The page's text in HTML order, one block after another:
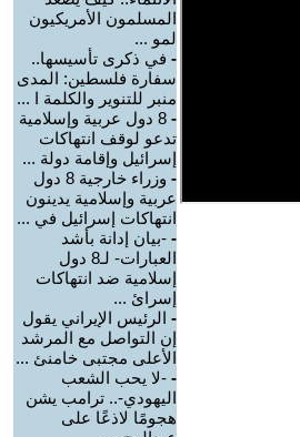
المسلمون الأمريكيون
لمو ...
- في ذكرى تأسيسها..
سفارة فلسطين: المدى
منبر للتنوير والكلمة ا ...
-
8 دول عربية وإسلامية
تدعو لوقف انتهاكات
إسرائيل وإقامة دولة ...
-
وزراء خارجية 8 دول
عربية وإسلامية يدينون
انتهاكات إسرائيل في ...
- -بيان إدانة بأشد
العبارات- لـ8 دول
إسلامية ضد انتهاكات
إسرائ ...
- الرئيس الإيراني يقول
إن التواصل مع المرشد
الأعلى مجتبى خامنئ ...
- -لا يحب الشعب
اليهودي-.. ترامب يشن
هجومًا لاذعًا على